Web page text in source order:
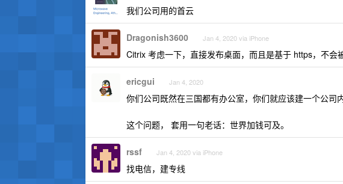
我们公司用的首云
Dragonish3600 Jan 4, 2020 via iPhone
Citrix 考虑一下，直接发布桌面，而且是基于 https，不会
ericgui Jan 4, 2020
你们公司既然在三国都有办公室，你们就应该建一个公司
这个问题， 套用一句老话：世界加钱可及。
rssf Jan 4, 2020 via iPhone
找电信，建专线